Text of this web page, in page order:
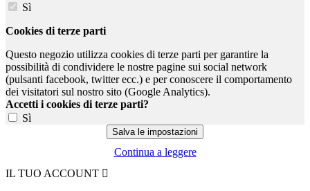
Sì
Cookies di terze parti
Questo negozio utilizza cookies di terze parti per garantire la
possibilità di condividere le nostre pagine sui social network
(pulsanti facebook, twitter ecc.) e per conoscere il comportamento
dei visitatori sul nostro sito (Google Analytics).
Accetti i cookies di terze parti?
Sì
Continua a leggere
IL TUO ACCOUNT 